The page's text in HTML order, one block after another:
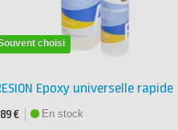
choisi
Epoxy universelle rapide
€
En stock